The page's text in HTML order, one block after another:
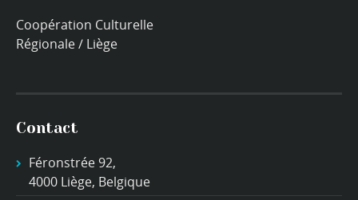
Coopération Culturelle
Régionale / Liège
Contact
Féronstrée 92,
4000 Liège, Belgique